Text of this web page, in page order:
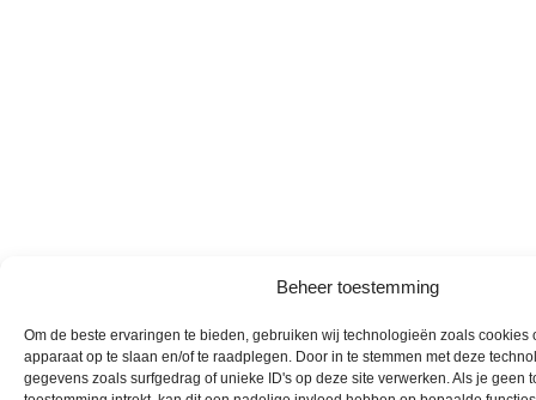
Beheer toestemming
Om de beste ervaringen te bieden, gebruiken wij technologieën zoals cookies
apparaat op te slaan en/of te raadplegen. Door in te stemmen met deze
gegevens zoals surfgedrag of unieke ID's op deze site verwerken. Als je geen